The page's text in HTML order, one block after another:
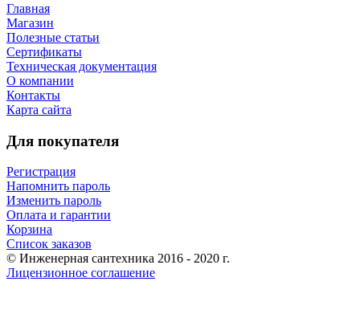
Главная
Магазин
Полезные статьи
Сертификаты
Техническая документация
О компании
Контакты
Карта сайта
Для покупателя
Регистрация
Напомнить пароль
Изменить пароль
Оплата и гарантии
Корзина
Список заказов
© Инженерная сантехника 2016 - 2020 г.
Лицензионное соглашение